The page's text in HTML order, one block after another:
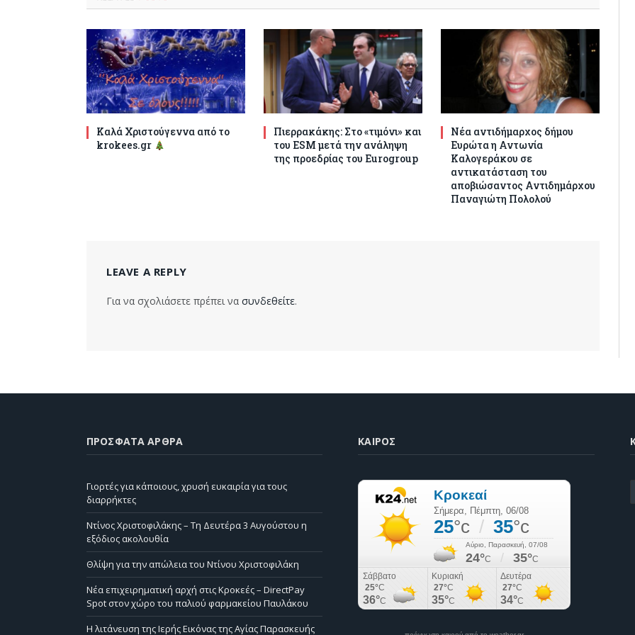
Καλά Χριστούγεννα από το
krokees.gr
Πιερρακάκης: Στο «τιμόνι» και
του ESM μετά την ανάληψη
της προεδρίας του Eurogroup
Νέα αντιδήμαρχος δήμου
Ευρώτα η Αντωνία
Καλογεράκου σε
αντικατάσταση του
αποβιώσαντος Αντιδημάρχου
Παναγιώτη Πολολού
LEAVE A REPLY
Για να σχολιάσετε πρέπει να συνδεθείτε.
ΠΡΌΣΦΑΤΑ ΆΡΘΡΑ
Γιορτές για κάποιους, χρυσή ευκαιρία για τους
διαρρήκτες
Ντίνος Χριστοφιλάκης – Τη Δευτέρα 3 Αυγούστου η
εξόδιος ακολουθία
Θλίψη για την απώλεια του Ντίνου Χριστοφιλάκη
Νέα επιχειρηματική αρχή στις Κροκεές – DirectPay
Spot στον χώρο του παλιού φαρμακείου Παυλάκου
Η λιτάνευση της Ιερής Εικόνας της Αγίας Παρασκευής
ΚΑΙΡΌΣ